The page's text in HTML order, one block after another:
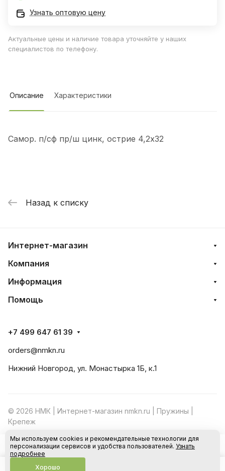
В корзину
Узнать оптовую цену
Актуальные цены и наличие товара уточняйте у наших
специалистов по телефону.
Описание Характеристики
Самор. п/сф пр/ш цинк, острие 4,2х32
Назад к списку
Интернет-магазин
Компания
Информация
Помощь
+7 499 647 61 39
orders@nmkn.ru
Нижний Новгород, ул. Монастырка 1Б, к.1
© 2026 НМК | Интернет-магазин nmkn.ru | Пружины |
Крепеж
Конфиденциальность Оферта
Мы используем cookies и рекомендательные технологии для
персонализации сервисов и удобства пользователей. Узнать
подробнее
Хорошо